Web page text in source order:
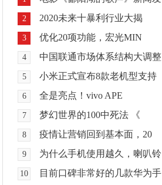
2 2020未来十暴利行业大揭
3 优化20项功能，宏光MIN
4 中国联通市场体系结构大调整
5 小米正式宣布8款老机型支持
6 全是亮点！vivo APE
7 梦幻世界的100中死法 《
8 疫情让营销回到基本面，20
9 为什么手机使用越久，喇叭铃
10 目前口碑非常好的几款华为手